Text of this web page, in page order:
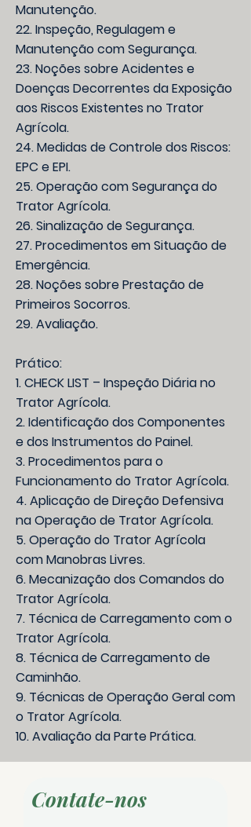
Manutenção.
22. Inspeção, Regulagem e
Manutenção com Segurança.
23. Noções sobre Acidentes e
Doenças Decorrentes da Exposição
aos Riscos Existentes no Trator
Agrícola.
24. Medidas de Controle dos Riscos:
EPC e EPI.
25. Operação com Segurança do
Trator Agrícola.
26. Sinalização de Segurança.
27. Procedimentos em Situação de
Emergência.
28. Noções sobre Prestação de
Primeiros Socorros.
29. Avaliação.
Prático:
1. CHECK LIST – Inspeção Diária no
Trator Agrícola.
2. Identificação dos Componentes
e dos Instrumentos do Painel.
3. Procedimentos para o
Funcionamento do Trator Agrícola.
4. Aplicação de Direção Defensiva
na Operação de Trator Agrícola.
5. Operação do Trator Agrícola
com Manobras Livres.
6. Mecanização dos Comandos do
Trator Agrícola.
7. Técnica de Carregamento com o
Trator Agrícola.
8. Técnica de Carregamento de
Caminhão.
9. Técnicas de Operação Geral com
o Trator Agrícola.
10. Avaliação da Parte Prática.
Contate-nos